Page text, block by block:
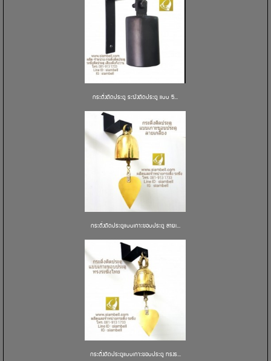
กระดิ่งติดประตู ระฆังติดประตู แบบ 5...
กระดิ่งติดประตูแบบเกาะขอบประตู ลายเ...
กระดิ่งติดประตูแบบเกาะขอบประตู ทรงร...